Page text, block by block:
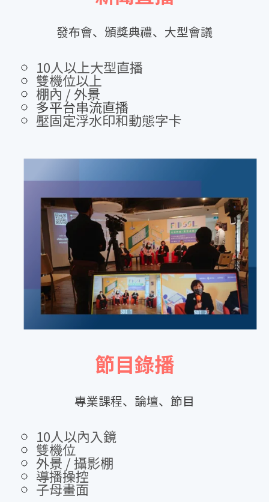
發布會、頒獎典禮、大型會議
10人以上大型直播
雙機位以上
棚內 / 外景
多平台串流直播
壓固定浮水印和動態字卡
節目錄播
專業課程、論壇、節目
10人以內入鏡
雙機位
外景 / 攝影棚
導播操控
子母畫面